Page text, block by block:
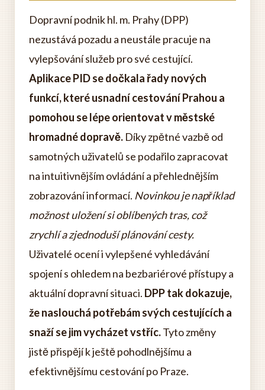
Dopravní podnik hl. m. Prahy (DPP)
nezustává pozadu a neustále pracuje na
vylepšování služeb pro své cestující.
Aplikace PID se dočkala řady nových
funkcí, které usnadní cestování Prahou a
pomohou se lépe orientovat v městské
hromadné dopravě. Díky zpětné vazbě od
samotných uživatelů se podařilo zapracovat
na intuitivnějším ovládání a přehlednějším
zobrazování informací. Novinkou je například
možnost uložení si oblíbených tras, což
zrychlí a zjednoduší plánování cesty.
Uživatelé ocení i vylepšené vyhledávání
spojení s ohledem na bezbariérové přístupy a
aktuální dopravní situaci. DPP tak dokazuje,
že naslouchá potřebám svých cestujících a
snaží se jim vycházet vstříc.Tyto změny
jistě přispějí k ještě pohodlnějšímu a
efektivnějšímu cestování po Praze.